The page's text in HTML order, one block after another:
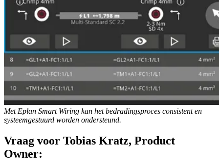
Met Eplan Smart Wiring kan het bedradingsproces consistent en
systeemgestuurd worden ondersteund.
Vraag voor Tobias Kratz, Product
Owner: